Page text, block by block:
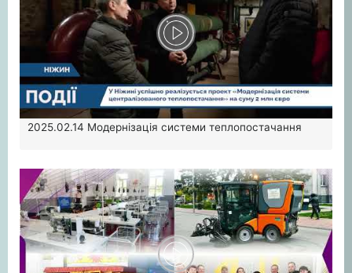
2025.02.14 Модернізація системи теплопостачання